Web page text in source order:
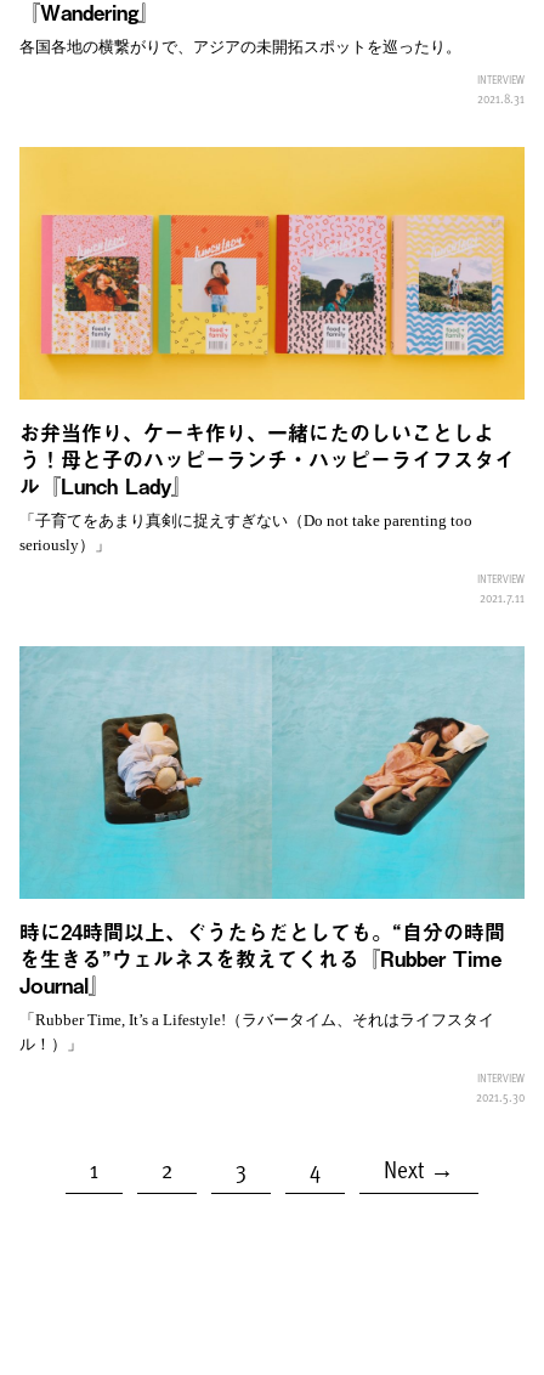
『Wandering』
各国各地の横繋がりで、アジアの未開拓スポットを巡ったり。
INTERVIEW
2021.8.31
お弁当作り、ケーキ作り、一緒にたのしいことしよ
う！母と子のハッピーランチ・ハッピーライフスタイ
ル『Lunch Lady』
「子育てをあまり真剣に捉えすぎない（Do not take parenting too
seriously）」
INTERVIEW
2021.7.11
時に24時間以上、ぐうたらだとしても。“自分の時間
を生きる”ウェルネスを教えてくれる『Rubber Time
Journal』
「Rubber Time, It’s a Lifestyle!（ラバータイム、それはライフスタイ
ル！）」
INTERVIEW
2021.5.30
1 2 3 4 Next →